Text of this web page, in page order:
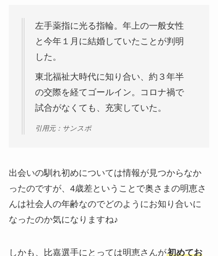
左手薬指に光る指輪。年上の一般女性
と今年１月に結婚していたことが判明
した。
東北福祉大時代に知り合い、約３年半
の交際を経てゴールイン。コロナ禍で
試合がなくても、充実していた。
引用元：サンスポ
出会いの馴れ初めについては情報が見つからなか
ったのですが、4歳差ということで奥さまの明恵さ
んは社会人の年齢なのでどのようにお知り合いに
なったのか気になりますね♪
しかも、比嘉選手にとっては明恵さんが初めてお